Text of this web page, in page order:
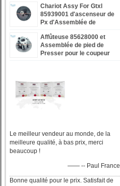
Chariot Assy For Gtxl
85939001 d'ascenseur de
Px d'Assemblée de
Affûteuse 85628000 et
Assemblée de pied de
Presser pour le coupeur
Le meilleur vendeur au monde, de la
meilleure qualité, à bas prix, merci
beaucoup !
—— -- Paul France
Bonne qualité pour le prix. Satisfait de